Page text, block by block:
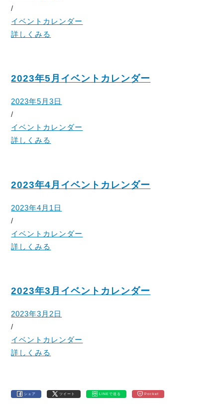
/
イベントカレンダー
詳しくみる
2023年5月イベントカレンダー
2023年5月3日
/
イベントカレンダー
詳しくみる
2023年4月イベントカレンダー
2023年4月1日
/
イベントカレンダー
詳しくみる
2023年3月イベントカレンダー
2023年3月2日
/
イベントカレンダー
詳しくみる
シェア ツイート LINEで送る Pocket